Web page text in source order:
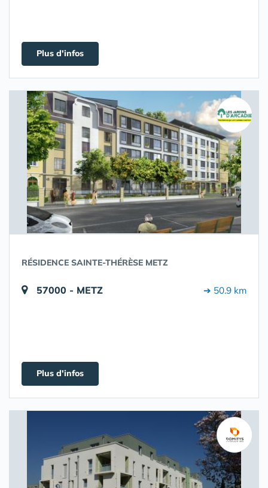
Plus d'infos
RÉSIDENCE SAINTE-THÉRÈSE METZ
57000 - METZ ➔ 50.9 km
Plus d'infos